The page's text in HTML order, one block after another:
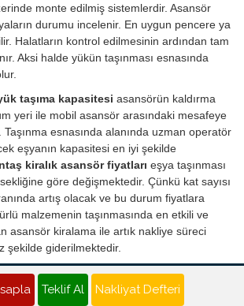
monte edilmiş sistemlerdir. Asansör
durumu incelenir. En uygun pencere ya
Halatların kontrol edilmesinin ardından tam
Aksi halde yükün taşınması esnasında
taşıma kapasitesi asansörün kaldırma
yeri ile mobil asansör arasındaki mesafeye
esnasında alanında uzman operatör
eşyanın kapasitesi en iyi şekilde
kiralık asansör fiyatları eşya taşınması
göre değişmektedir. Çünkü kat sayısı
artış olacak ve bu durum fiyatlara
malzemenin taşınmasında en etkili ve
asansör kiralama ile artık nakliye süreci
şekilde giderilmektedir.
- Evden Eve Nakliye Fiyatı Al
Teklif Al Nakliyat Defteri